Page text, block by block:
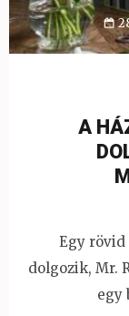
A
Egy rövid
dolgozik, Mr.
egy